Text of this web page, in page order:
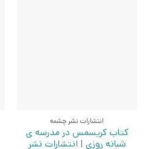
انتشارات نشر چشمه
کتاب کریسمس در مدرسه ی
شبانه روزی | انتشارات نشر